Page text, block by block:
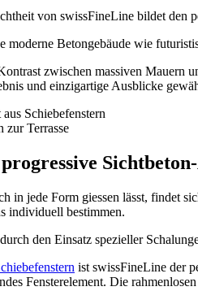
von swissFineLine bildet den
Betongebäude wie
zwischen massiven Mauern
und einzigartige Ausblicke
in jede Form giessen lässt, findet
individuell bestimmen.
den Einsatz spezieller
ist swissFineLine der
Fensterelement. Die